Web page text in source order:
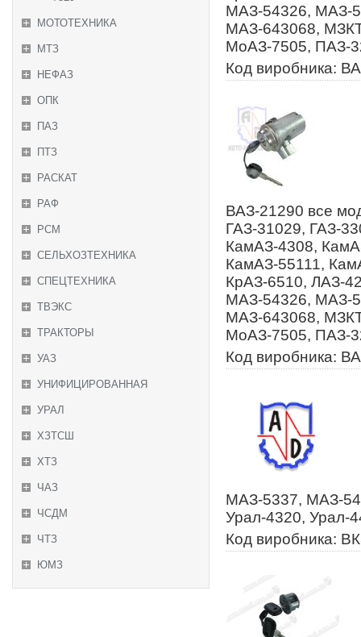
МОТОТЕХНИКА
МТЗ
НЕФАЗ
ОПК
ПАЗ
ПТЗ
РАСКАТ
РАФ
РСМ
СЕЛЬХОЗТЕХНИКА
СПЕЦТЕХНИКА
ТВЭКС
ТРАКТОРЫ
УАЗ
УНИФИЦИРОВАННАЯ
УРАЛ
ХЗТСШ
ХТЗ
ЧАЗ
ЧСДМ
ЧТЗ
ЮМЗ
МАЗ-54326, МАЗ-
МАЗ-643068,
МоАЗ-7505, ПАЗ-
Код виробника:
ВАЗ-21290 все
ГАЗ-31029, ГАЗ-
КамАЗ-4308,
КамАЗ-55111,
КрАЗ-6510, ЛАЗ-
МАЗ-54326, МАЗ-
МАЗ-643068,
МоАЗ-7505, ПАЗ-
Код виробника:
МАЗ-5337, МАЗ-
Урал-4320, Урал-
Код виробника: